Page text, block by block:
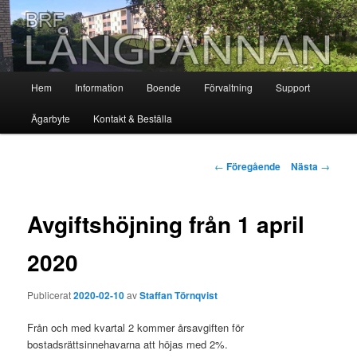
Hoppa
till
huvudinnehåll
Brf. Långpannan – hannarydh.se
Hem Information Boende Förvaltning Support
Ägarbyte Kontakt & Beställa
Inläggsnavigering
← Föregående Nästa →
Avgiftshöjning från 1 april
2020
Publicerat2020-02-10avStaffan Törnqvist
Från och med kvartal 2 kommer årsavgiften för
bostadsrättsinnehavarna att höjas med 2%.